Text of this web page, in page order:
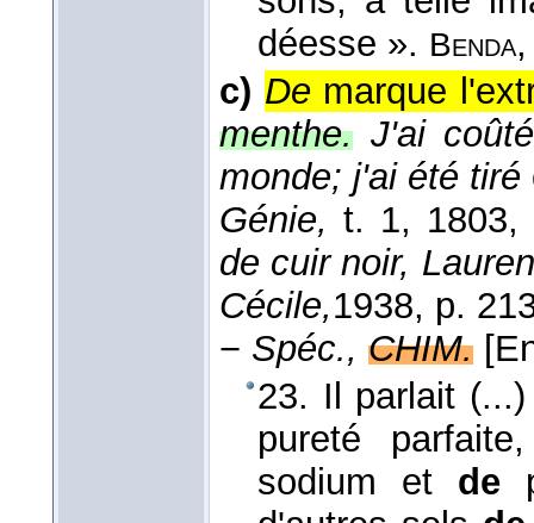
déesse ». Benda
c) De marque
menthe. J'ai
monde; j'ai été tiré
Génie,t. 1, 1803,
de cuir noir,
Cécile,1938, p.
− Spéc., CHIM.
23. Il parlait
pureté
sodium et de